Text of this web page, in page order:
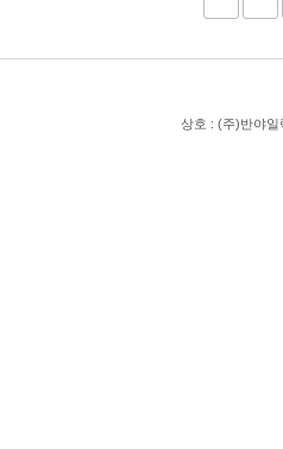
상호 : (주)반야일